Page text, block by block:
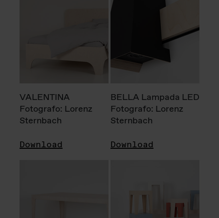
VALENTINA
Fotografo: Lorenz
Sternbach
Download
BELLA Lampada LED
Fotografo: Lorenz
Sternbach
Download